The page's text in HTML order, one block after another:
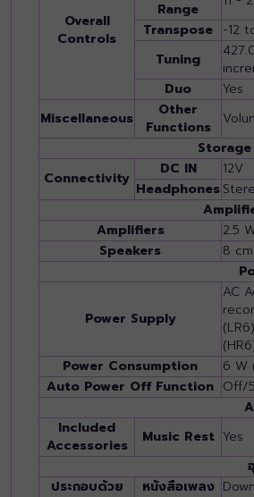
Overall
Controls
Range
Transpose -12
Tuning
Duo
Yes
Miscellaneous
Other
Functions
Connectivity
DC IN
12V
Headphones
Amplifiers
2.5
Speakers
8
Power Supply
AC
Power Consumption
6 W
Auto Power Off Function Off/
Included
Accessories
Music Rest Yes
ประกอบด้วย
หนังสือเพลง